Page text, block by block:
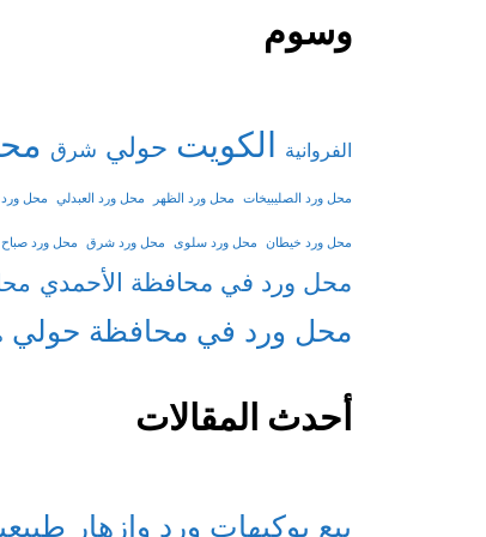
وسوم
الفروانية الكويت حولي شرق
محل ورد الصليبيخات محل ورد الظهر محل ورد العبدلي محل ورد
محل ورد خيطان محل ورد سلوى محل ورد شرق محل ورد صباح
محل ورد في محافظة الأحمدي
محل ورد في محافظة حولي
أحدث المقالات
بيع بوكيهات ورد وازهار